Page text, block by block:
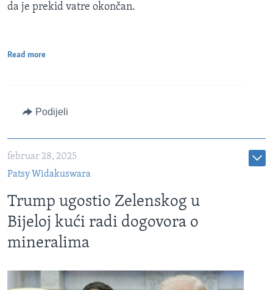
da je prekid vatre okončan.
Read more
Podijeli
februar 28, 2025
Patsy Widakuswara
Trump ugostio Zelenskog u
Bijeloj kući radi dogovora o
mineralima